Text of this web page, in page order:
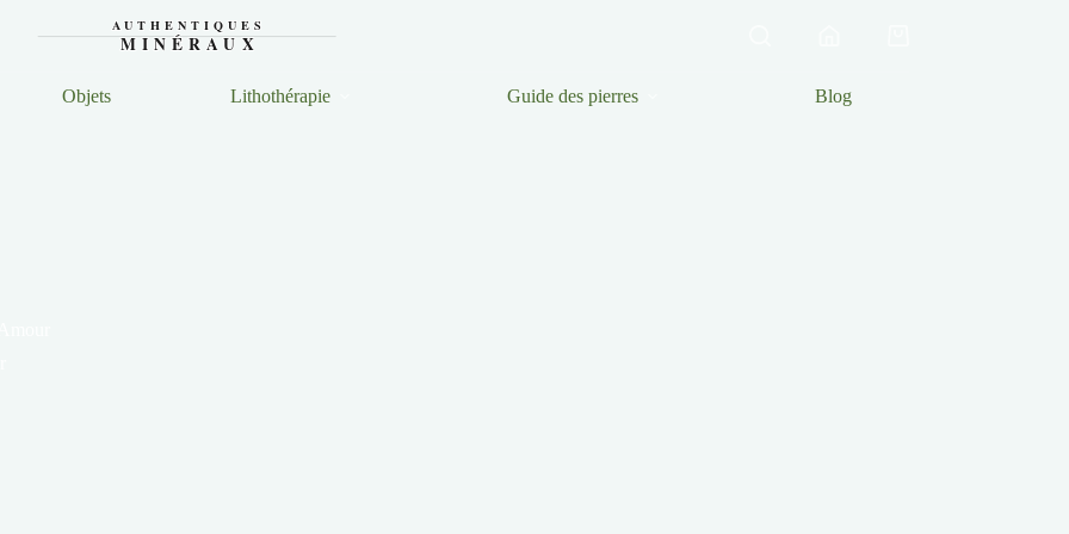
Objets Lithothérapie Guide des pierres Blog